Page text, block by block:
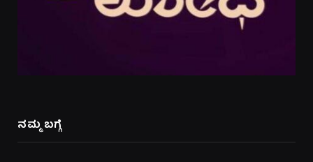
ನಮ್ಮ ಬಗ್ಗೆ